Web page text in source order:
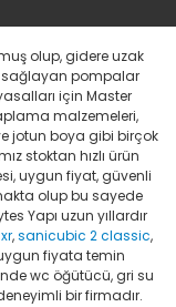
olup, gidere uzak
sağlayan pompalar
için Master
malzemeleri,
jotun boya gibi birçok
stoktan hızlı ürün
uygun fiyat, güvenli
olup bu sayede
Yapı uzun yıllardır
,sanicubic 2 classic,
fiyata temin
wc öğütücü, gri su
bir firmadır.